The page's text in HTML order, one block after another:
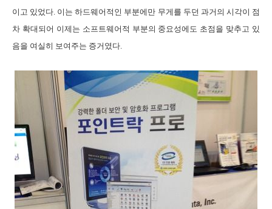
이고 있었다. 이는 하드웨어적인 부분에만 무게를 두던 과거의 시각이 점
차 확대되어 이제는 소프트웨어적 부분의 중요성에도 초점을 맞추고 있
음을 여실히 보여주는 증거였다.